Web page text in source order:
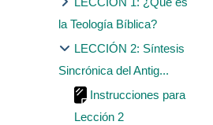
la Teología Bíblica?
LECCIÓN 2: Síntesis
Sincrónica del Antig...
Instrucciones para
Lección 2